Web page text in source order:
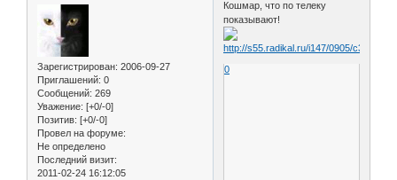
Зарегистрирован: 2006-09-27
Приглашений: 0
Сообщений: 269
Уважение: [+0/-0]
Позитив: [+0/-0]
Провел на форуме:
Не определено
Последний визит:
2011-02-24 16:12:05
Кошмар, что по телеку
показывают!
0